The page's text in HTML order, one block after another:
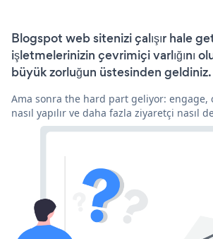
Blogspot web sitenizi çalışır hale
işletmelerinizin çevrimiçi varlığını
büyük zorluğun üstesinden
Ama sonra the hard part geliyor: engage,
nasıl yapılır ve daha fazla ziyaretçi nasıl